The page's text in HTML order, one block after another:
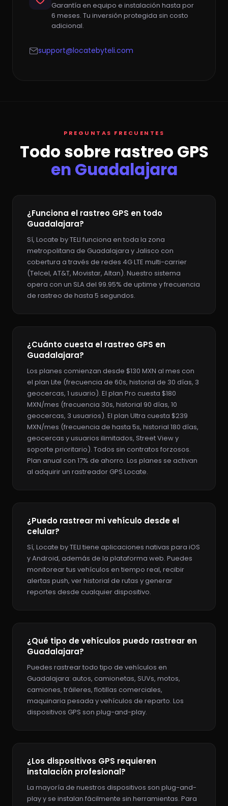
Garantía en equipo e instalación hasta por
6 meses. Tu inversión protegida sin costo
adicional.
support@locatebyteli.com
PREGUNTAS FRECUENTES
Todo sobre rastreo GPS
en Guadalajara
¿Funciona el rastreo GPS en todo
Guadalajara?
Sí, Locate by TELI funciona en toda la zona
metropolitana de Guadalajara y Jalisco con
cobertura a través de redes 4G LTE multi-carrier
(Telcel, AT&T, Movistar, Altan). Nuestro sistema
opera con un SLA del 99.95% de uptime y frecuencia
de rastreo de hasta 5 segundos.
¿Cuánto cuesta el rastreo GPS en
Guadalajara?
Los planes comienzan desde $130 MXN al mes con
el plan Lite (frecuencia de 60s, historial de 30 días, 3
geocercas, 1 usuario). El plan Pro cuesta $180
MXN/mes (frecuencia 30s, historial 90 días, 10
geocercas, 3 usuarios). El plan Ultra cuesta $239
MXN/mes (frecuencia de hasta 5s, historial 180 días,
geocercas y usuarios ilimitados, Street View y
soporte prioritario). Todos sin contratos forzosos.
Plan anual con 17% de ahorro. Los planes se activan
al adquirir un rastreador GPS Locate.
¿Puedo rastrear mi vehículo desde el
celular?
Sí, Locate by TELI tiene aplicaciones nativas para iOS
y Android, además de la plataforma web. Puedes
monitorear tus vehículos en tiempo real, recibir
alertas push, ver historial de rutas y generar
reportes desde cualquier dispositivo.
¿Qué tipo de vehículos puedo rastrear en
Guadalajara?
Puedes rastrear todo tipo de vehículos en
Guadalajara: autos, camionetas, SUVs, motos,
camiones, tráileres, flotillas comerciales,
maquinaria pesada y vehículos de reparto. Los
dispositivos GPS son plug-and-play.
¿Los dispositivos GPS requieren
instalación profesional?
La mayoría de nuestros dispositivos son plug-and-
play y se instalan fácilmente sin herramientas. Para